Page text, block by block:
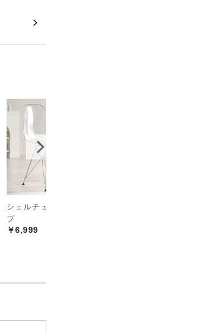
シェルチェア クリアタイ
プ
￥6,999